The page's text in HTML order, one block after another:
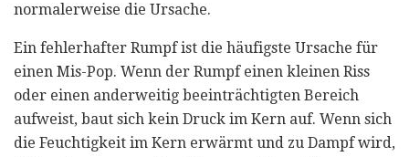
normalerweise die Ursache.
Ein fehlerhafter Rumpf ist die häufigste Ursache für
einen Mis-Pop. Wenn der Rumpf einen kleinen Riss
oder einen anderweitig beeinträchtigten Bereich
aufweist, baut sich kein Druck im Kern auf. Wenn sich
die Feuchtigkeit im Kern erwärmt und zu Dampf wird,